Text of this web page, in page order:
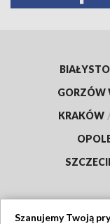
GORZÓW
KRAKÓW
Szanujemy Twoją